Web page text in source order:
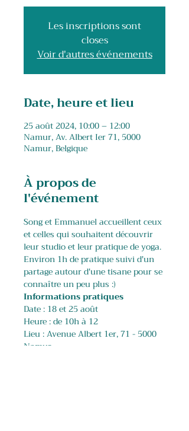
Les inscriptions sont
closes
Voir d'autres événements
Date, heure et lieu
25 août 2024, 10:00 – 12:00
Namur, Av. Albert Ier 71, 5000
Namur, Belgique
À propos de
l'événement
Song et Emmanuel accueillent ceux
et celles qui souhaitent découvrir
leur studio et leur pratique de yoga.
​Environ 1h de pratique suivi d'un
partage autour d'une tisane pour se
connaître un peu plus :)
Informations pratiques
Date : 18 et 25 août
Heure : de 10h à 12
Lieu : Avenue Albert 1er, 71 - 5000
Namur